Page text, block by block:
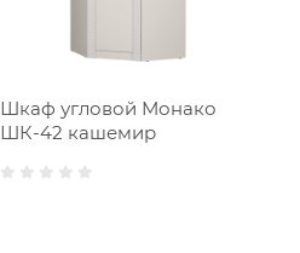
Шкаф угловой Монако
ШК-42 кашемир